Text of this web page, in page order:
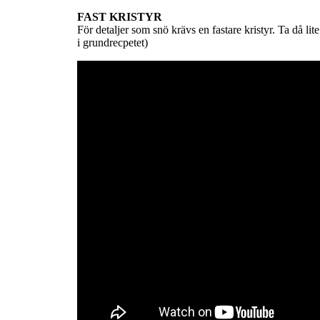
FAST KRISTYR
För detaljer som snö krävs en fastare kristyr. Ta då
i grundrecpetet)